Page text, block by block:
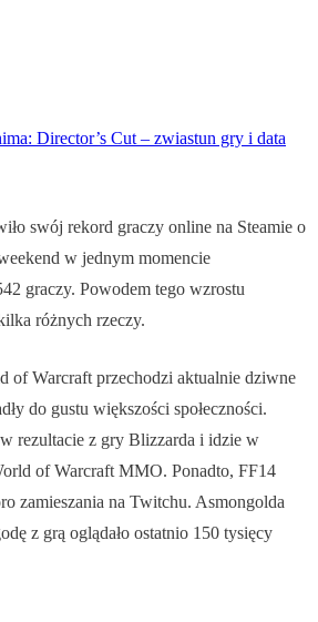
Director’s Cut – zwiastun gry i data
swój rekord graczy online na Steamie o
w jednym momencie
graczy. Powodem tego wzrostu
różnych rzeczy.
of Warcraft przechodzi aktualnie dziwne
do gustu większości społeczności.
rezultacie z gry Blizzarda i idzie w
of Warcraft MMO. Ponadto, FF14
zamieszania na Twitchu. Asmongolda
z grą oglądało ostatnio 150 tysięcy